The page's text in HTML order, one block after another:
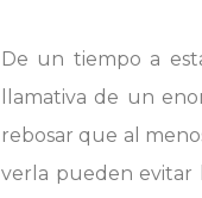
De un tiempo a
llamativa de un
rebosar que al
verla pueden evitar